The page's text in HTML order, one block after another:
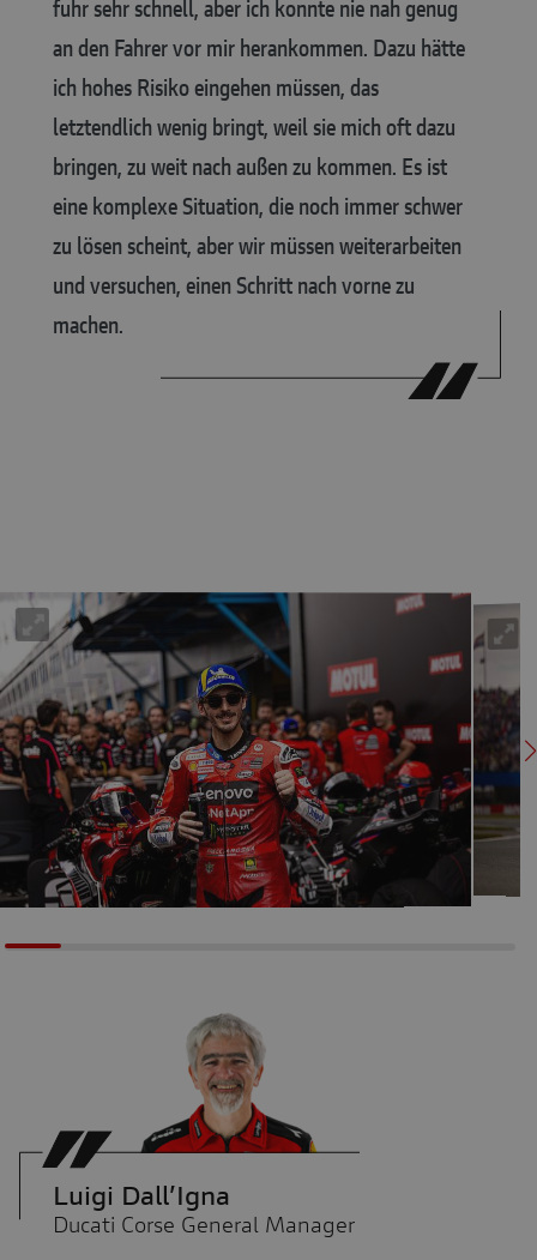
fuhr sehr schnell, aber ich konnte nie nah genug
an den Fahrer vor mir herankommen. Dazu hätte
ich hohes Risiko eingehen müssen, das
letztendlich wenig bringt, weil sie mich oft dazu
bringen, zu weit nach außen zu kommen. Es ist
eine komplexe Situation, die noch immer schwer
zu lösen scheint, aber wir müssen weiterarbeiten
und versuchen, einen Schritt nach vorne zu
machen.
Luigi Dall’Igna
Ducati Corse General Manager